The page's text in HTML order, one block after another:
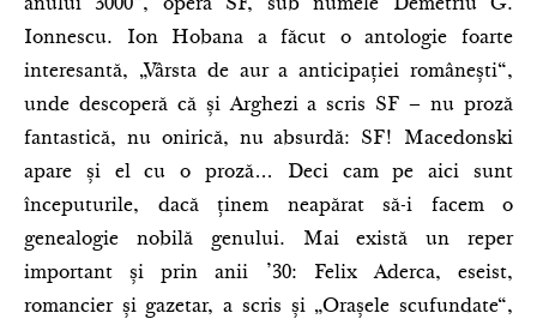
anului 3000“, operă SF, sub numele Demetriu G.
Ionnescu. Ion Hobana a făcut o antologie foarte
interesantă, „Vârsta de aur a anticipației românești“,
unde descoperă că și Arghezi a scris SF – nu proză
fantastică, nu onirică, nu absurdă: SF! Macedonski
apare și el cu o proză… Deci cam pe aici sunt
începuturile, dacă ținem neapărat să-i facem o
genealogie nobilă genului. Mai există un reper
important și prin anii ’30: Felix Aderca, eseist,
romancier și gazetar, a scris și „Orașele scufundate“,